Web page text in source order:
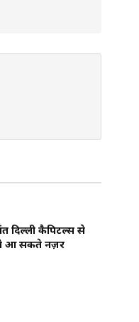
दिल्ली कैपिटल्स से
आ सकते नज़र